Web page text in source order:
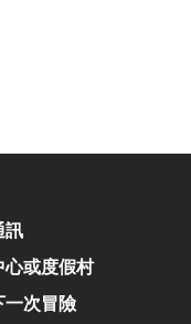
訊
或度假村
一次冒險